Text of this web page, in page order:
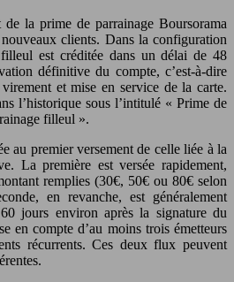
la prime de parrainage Boursorama
clients. Dans la configuration
est créditée dans un délai de 48
définitive du compte, c’est-à-dire
et mise en service de la carte.
l’historique sous l’intitulé « Prime de
filleul ».
au premier versement de celle liée à la
La première est versée rapidement,
remplies (30€, 50€ ou 80€ selon
en revanche, est généralement
jours environ après la signature du
en compte d’au moins trois émetteurs
récurrents. Ces deux flux peuvent